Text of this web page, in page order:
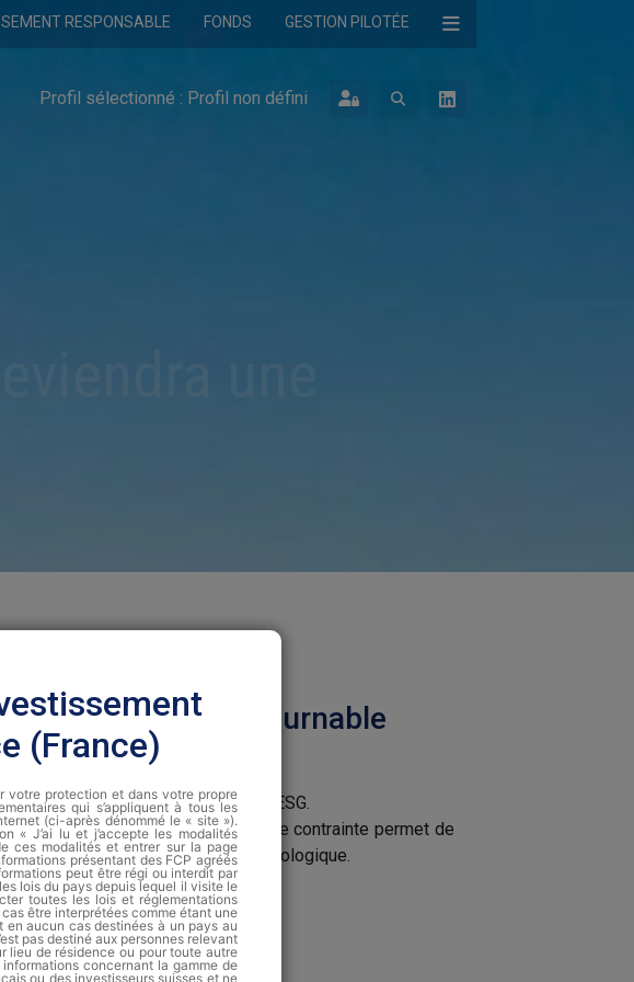
RESPONSABLE FONDS GESTION PILOTÉE
Profil sélectionné : Profil non défini
incontournable
rendement et engagement ESG.
et résiliente. Anticiper cette contrainte permet de
forestier dédié à la transition écologique.
(France)
votre protection et dans votre propre
qui s’appliquent à tous les
(ci-après dénommé le « site »).
« J’ai lu et j’accepte les modalités
ces modalités et entrer sur la page
présentant des FCP agréés
peut être régi ou interdit par
lois du pays depuis lequel il visite le
toutes les lois et réglementations
être interprétées comme étant une
en aucun cas destinées à un pays au
pas destiné aux personnes relevant
lieu de résidence ou pour toute autre
concernant la gamme de
ou des investisseurs suisses et ne